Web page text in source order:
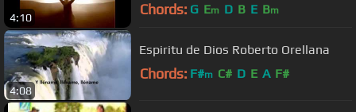
4:10 Chords: G Em D B E Bm
4:08
Espiritu de Dios Roberto Orellana
Chords: F#m C# D E A F#